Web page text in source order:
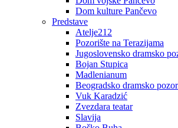
Dom kulture Pančevo
Predstave
Atelje212
Pozorište na Terazijama
Jugoslovensko dramsko
Bojan Stupica
Madlenianum
Beogradsko dramsko
Vuk Karadzić
Zvezdara teatar
Slavija